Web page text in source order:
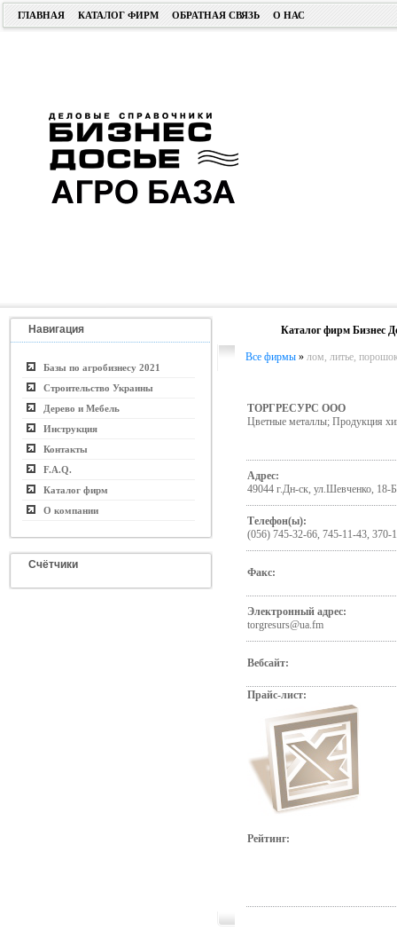
ГЛАВНАЯ КАТАЛОГ ФИРМ ОБРАТНАЯ СВЯЗЬ О НАС
Навигация
Базы по агробизнесу 2021
Строительство Украины
Дерево и Мебель
Инструкция
Контакты
F.A.Q.
Каталог фирм
О компании
Счётчики
Каталог фирм Бизнес
Все фирмы » лом, литье,
ТОРГРЕСУРС ООО
Цветные металлы; Продукция
Адрес:
49044 г.Дн-ск, ул.Шевченко, 18-
Телефон(ы):
(056) 745-32-66, 745-11-43, 370-
Факс:
Электронный адрес:
torgresurs@ua.fm
Вебсайт:
Прайс-лист:
Рейтинг: